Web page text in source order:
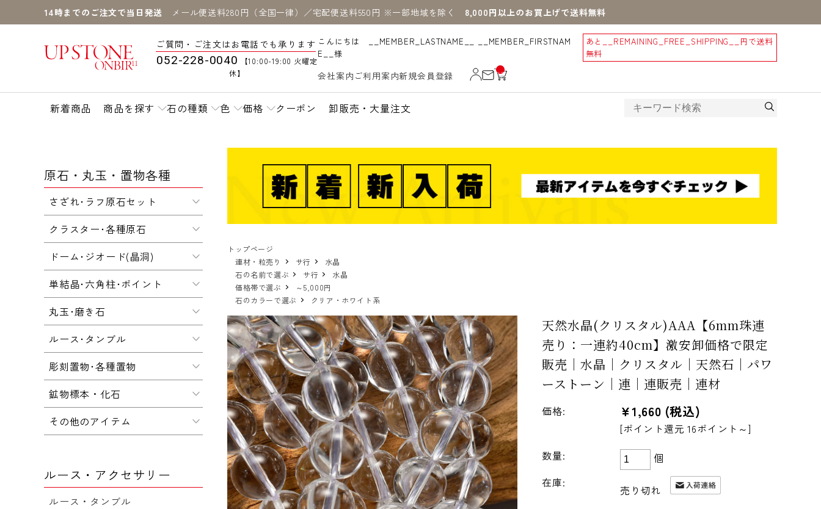
14時までのご注文で当日発送 メール便送料280円（全国一律）／宅配便送料550円 ※一部地域を除く 8,000円以上のお買上げで送料無料
ご質問・ご注文はお電話でも承ります
052-228-0040
【10:00-19:00 火曜定
休】
こんにちは __MEMBER_LASTNAME__ __MEMBER_FIRSTNAM
E__様
あと __REMAINING_FREE_SHIPPING__
円で送料
無料
会社案内 ご利用案内新規会員登録
__
IT
_C
新着商品 商品を探す 石の種類 色 価格 クーポン 卸販売・大量注文
トップページ
連材・粒売り
サ行
水晶
石の名前で選ぶ
サ行
水晶
価格帯で選ぶ
～5,000円
石のカラーで選ぶ
クリア・ホワイト系
天然水晶(クリスタル)AAA【6mm珠連
売り：一連約40cm】激安卸価格で限定
販売｜水晶｜クリスタル｜天然石｜パワ
ーストーン｜連｜連販売｜連材
価格: ¥1,660 (税込)
[ポイント還元 16ポイント～]
数量:
個
在庫:
売り切れ
原石・丸玉・置物各種
さざれ･ラフ原石セット
クラスター･各種原石
ドーム･ジオード(晶洞)
単結晶･六角柱･ポイント
丸玉･磨き石
ルース･タンブル
彫刻置物･各種置物
鉱物標本・化石
その他のアイテム
ルース・アクセサリー
ルース・タンブル